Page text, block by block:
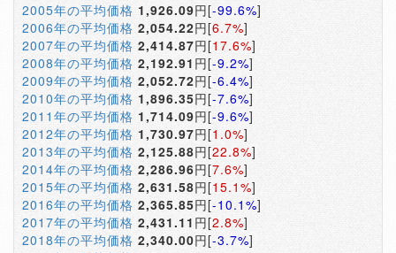
2005年の平均価格 1,926.09円[-99.6%]
2006年の平均価格 2,054.22円[6.7%]
2007年の平均価格 2,414.87円[17.6%]
2008年の平均価格 2,192.91 円[-9.2%]
2009年の平均価格 2,052.72円[-6.4%]
2010年の平均価格 1,896.35円[-7.6%]
2011年の平均価格 1,714.09円[-9.6%]
2012年の平均価格 1,730.97円[1.0%]
2013年の平均価格 2,125.88円[22.8%]
2014年の平均価格 2,286.96円[7.6%]
2015年の平均価格 2,631.58円[15.1%]
2016年の平均価格 2,365.85円[-10.1%]
2017年の平均価格 2,431.11 円[2.8%]
2018年の平均価格 2,340.00円[-3.7%]